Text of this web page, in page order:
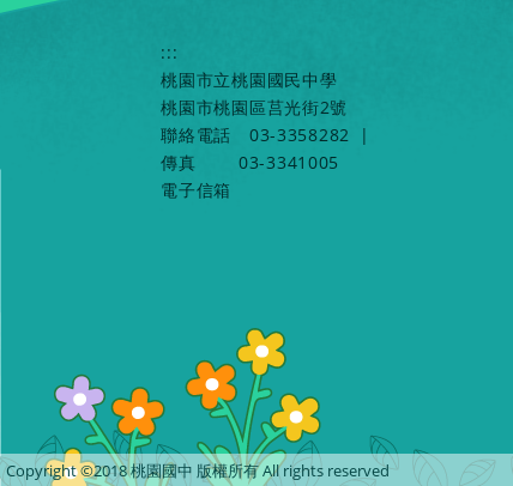
:::
桃園市立桃園國民中學
桃園市桃園區莒光街2號
聯絡電話
03-3358282
|
傳真
03-3341005
電子信箱
Copyright ©2018 桃園國中 版權所有 All rights reserved